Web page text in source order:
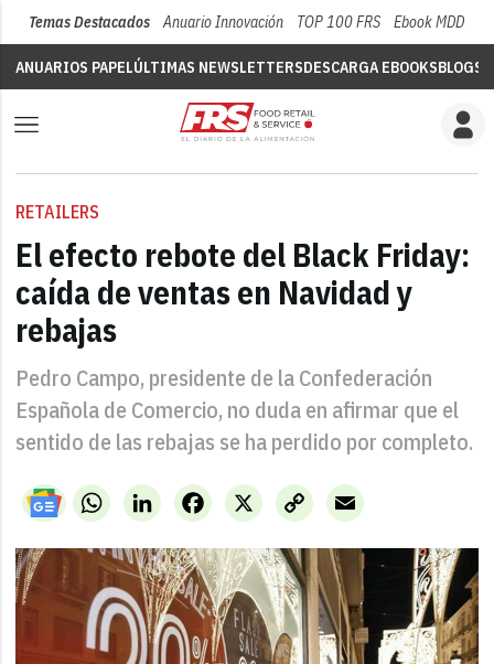
Temas Destacados Anuario Innovación TOP 100 FRS Ebook MDD
ANUARIOS PAPELÚLTIMAS NEWSLETTERSDESCARGA EBOOKSBLOGS
RETAILERS
El efecto rebote del Black Friday:
caída de ventas en Navidad y
rebajas
Pedro Campo, presidente de la Confederación
Española de Comercio, no duda en afirmar que el
sentido de las rebajas se ha perdido por completo.
WhatsAppLinkedIn X
Facebook
Copy
Link
Email